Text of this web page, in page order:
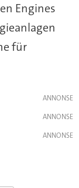
Engines
für